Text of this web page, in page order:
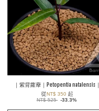
｜紫背蘿藦｜Petopentia natalensis｜
從NT$ 350起
NT$ 525 -33.3%